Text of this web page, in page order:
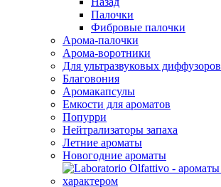
Палочки
Фибровые палочки
Арома-палочки
Арома-воротники
Для ультразвуковых диффузоров
Благовония
Аромакапсулы
Емкости для ароматов
Попурри
Нейтрализаторы запаха
Летние ароматы
Новогодние ароматы